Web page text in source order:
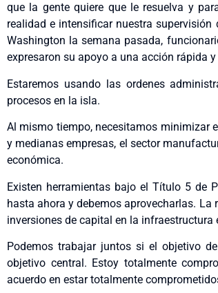
que la gente quiere que le resuelva y
realidad e intensificar nuestra
Washington la semana pasada,
expresaron su apoyo a una acción rápida
Estaremos usando las ordenes
procesos en la isla.
Al mismo tiempo, necesitamos minimizar
y medianas empresas, el sector
económica.
Existen herramientas bajo el Título 5 de
hasta ahora y debemos aprovecharlas.
inversiones de capital en la infraestructura
Podemos trabajar juntos si el objetivo
objetivo central. Estoy totalmente
acuerdo en estar totalmente